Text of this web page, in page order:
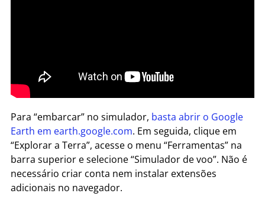
Para “embarcar” no simulador, basta abrir o Google
Earth em earth.google.com. Em seguida, clique em
“Explorar a Terra”, acesse o menu “Ferramentas” na
barra superior e selecione “Simulador de voo”. Não é
necessário criar conta nem instalar extensões
adicionais no navegador.